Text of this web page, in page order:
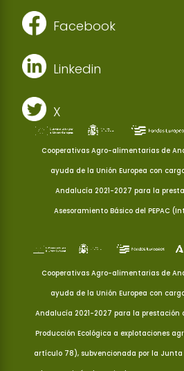
Facebook
Linkedin
X
Cooperativas Agro-alimentarias de
ayuda de la Unión Europea con
Andalucía 2021-2027 para la
Asesoramiento Básico del PEPAC
Cooperativas Agro-alimentarias de
ayuda de la Unión Europea con
Andalucía 2021-2027 para la prestación
Producción Ecológica a explotaciones
artículo 78), subvencionada por la